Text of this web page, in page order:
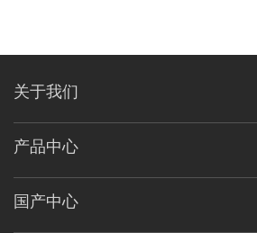
关于我们
产品中心
国产中心